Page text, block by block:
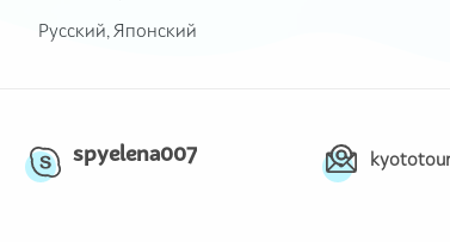
Русский, Японский
spyelena007